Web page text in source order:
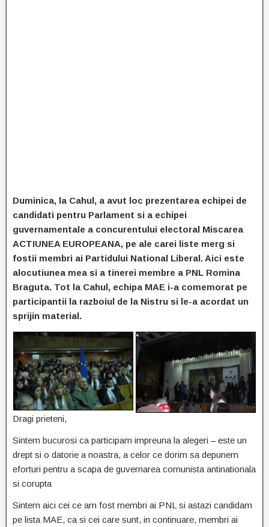
Duminica, la Cahul, a avut loc prezentarea echipei de
candidati pentru Parlament si a echipei
guvernamentale a concurentului electoral Miscarea
ACTIUNEA EUROPEANA, pe ale carei liste merg si
fostii membri ai Partidului National Liberal. Aici este
alocutiunea mea si a tinerei membre a PNL Romina
Braguta. Tot la Cahul, echipa MAE i-a comemorat pe
participantii la razboiul de la Nistru si le-a acordat un
sprijin material.
Dragi prieteni,
Sintem bucurosi ca participam impreuna la alegeri – este un
drept si o datorie a noastra, a celor ce dorim sa depunem
eforturi pentru a scapa de guvernarea comunista antinationala
si corupta
Sintem aici cei ce am fost membri ai PNL si astazi candidam
pe lista MAE, ca si cei care sunt, in continuare, membri ai